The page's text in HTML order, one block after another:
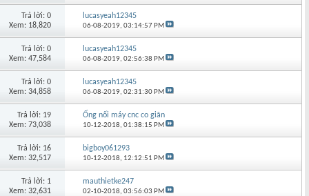
Trả lời: 0
Xem: 18,820
lucasyeah12345
06-08-2019,03:14:57 PM
Trả lời: 0
Xem: 47,584
lucasyeah12345
06-08-2019,02:56:38 PM
Trả lời: 0
Xem: 34,858
lucasyeah12345
06-08-2019,02:31:30 PM
Trả lời: 19
Xem: 73,038
Ống nối máy cnc co giãn
10-12-2018,01:38:15 PM
Trả lời: 16
Xem: 32,517
bigboy061293
10-12-2018, 12:12:51 PM
Trả lời: 1
Xem: 32,631
mauthietke247
02-10-2018,03:56:03 PM